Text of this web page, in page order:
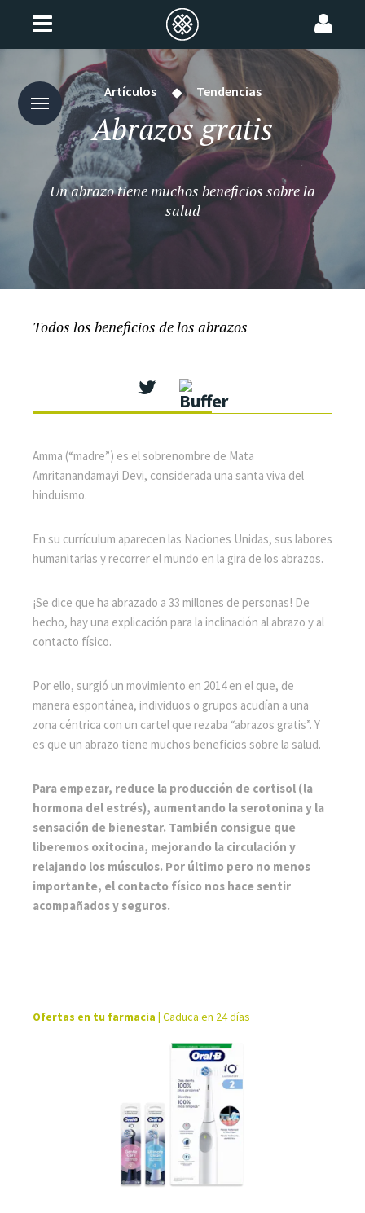
Artículos Tendencias
Abrazos gratis
Un abrazo tiene muchos beneficios sobre la
salud
Todos los beneficios de los abrazos
Amma (“madre”) es el sobrenombre de Mata
Amritanandamayi Devi, considerada una santa viva del
hinduismo.
En su currículum aparecen las Naciones Unidas, sus labores
humanitarias y recorrer el mundo en la gira de los abrazos.
¡Se dice que ha abrazado a 33 millones de personas! De
hecho, hay una explicación para la inclinación al abrazo y al
contacto físico.
Por ello, surgió un movimiento en 2014 en el que, de
manera espontánea, individuos o grupos acudían a una
zona céntrica con un cartel que rezaba “abrazos gratis”. Y
es que un abrazo tiene muchos beneficios sobre la salud.
Para empezar, reduce la producción de cortisol (la
hormona del estrés), aumentando la serotonina y la
sensación de bienestar. También consigue que
liberemos oxitocina, mejorando la circulación y
relajando los músculos. Por último pero no menos
importante, el contacto físico nos hace sentir
acompañados y seguros.
Ofertas en tu farmacia | Caduca en 24 días